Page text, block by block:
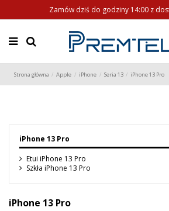
Zamów dziś do godziny 14:00 z
Strona główna Apple iPhone Seria 13 iPhone 13 Pro
iPhone 13 Pro
Etui iPhone 13 Pro
Szkła iPhone 13 Pro
iPhone 13 Pro